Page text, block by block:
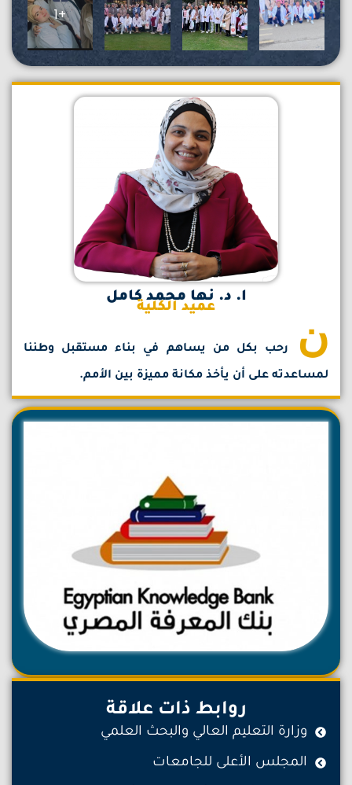
+1
ا. د. نها محمد كامل
عميد الكلية
ن رحب بكل من يساهم في بناء مستقبل وطننا
لمساعدته على أن يأخذ مكانة مميزة بين الأمم.
روابط ذات علاقة
وزارة التعليم العالي والبحث العلمي
المجلس الأعلى للجامعات